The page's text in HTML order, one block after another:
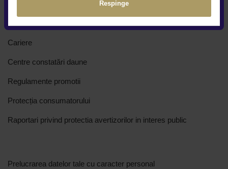
Respinge
Cariere
Centre constatări daune
Regulamente promotii
Protecția consumatorului
Raportari privind protectia avertizorilor in interes public
Prelucrarea datelor tale cu caracter personal